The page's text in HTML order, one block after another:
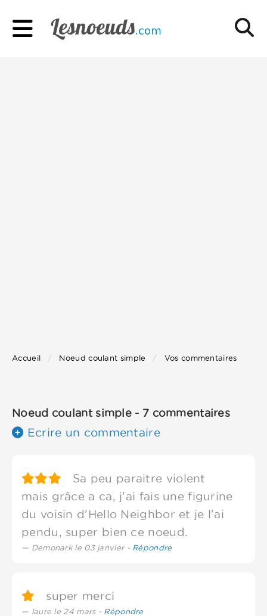
Accueil Noeud coulant simple Vos commentaires
Noeud coulant simple - 7 commentaires
Ecrire un commentaire
Sa peu paraitre violent
mais grâce a ca, j'ai fais une figurine
du voisin d'Hello Neighbor et je l'ai
pendu, super bien ce noeud.
Demonark le 03 janvier - Répondre
super merci
laure le 24 mars - Répondre